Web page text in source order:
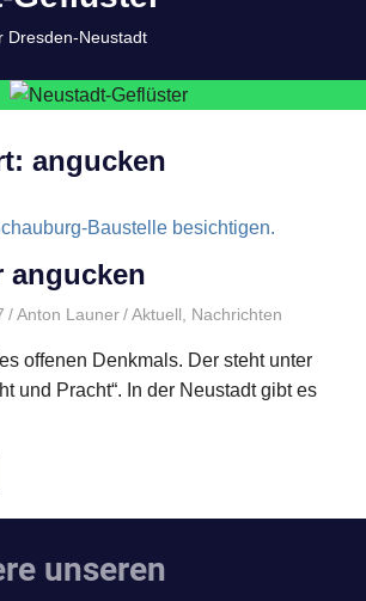
Dresden-Neustadt
angucken
angucken
Anton Launer Aktuell Nachrichten
offenen Denkmals. Der steht unter
und Pracht“. In der Neustadt gibt es
unseren